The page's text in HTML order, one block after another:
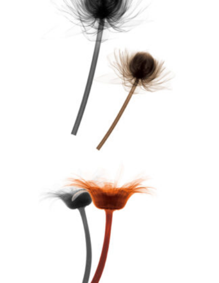
セイタロウデザイングループは、社会における本質的価値
ひとつのストーリーとして紡いでいくための
ンディング・クリエイティブに特化した複合企業体です。
株式会社セイタロウ デザイン
事業開発行政連携
映像制作デジタルデザイン（UI・UX）
株式会社セイタロウデザイン
店舗開発
STUDIO seitaro
デザイン デザイン経営